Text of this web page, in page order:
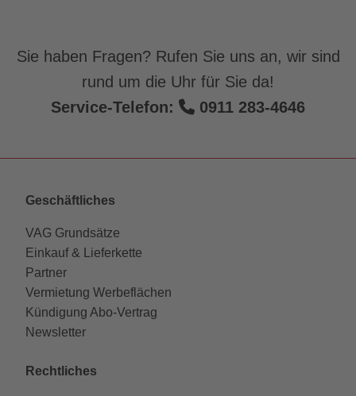
Sie haben Fragen? Rufen Sie uns an, wir sind
rund um die Uhr für Sie da!
Service-Telefon:
0911 283-4646
Geschäftliches
VAG Grundsätze
Einkauf & Lieferkette
Partner
Vermietung Werbeflächen
Kündigung Abo-Vertrag
Newsletter
Rechtliches